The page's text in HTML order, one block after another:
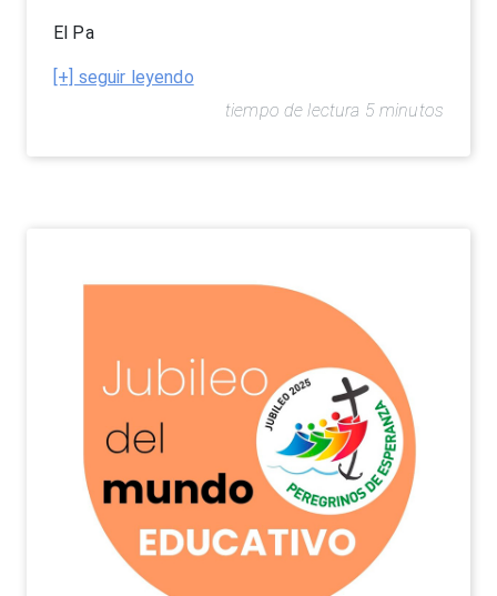
El Pa
[+] seguir leyendo
tiempo de lectura 5 minutos